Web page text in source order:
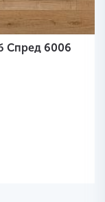
Спред 6006